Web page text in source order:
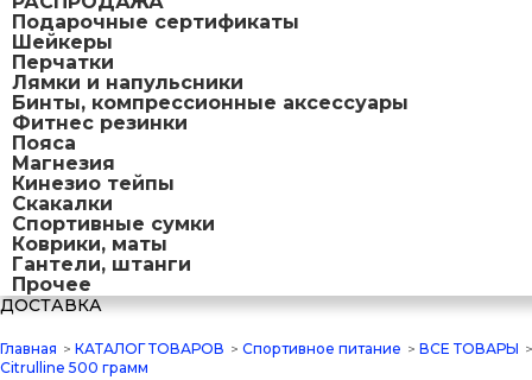
Подарочные сертификаты
Шейкеры
Перчатки
Лямки и напульсники
Бинты, компрессионные аксессуары
Фитнес резинки
Пояса
Магнезия
Кинезио тейпы
Скакалки
Спортивные сумки
Коврики, маты
Гантели, штанги
Прочее
ДОСТАВКА
Главная > КАТАЛОГ ТОВАРОВ > Спортивное питание > ВСЕ ТОВАРЫ >
Citrulline 500 грамм